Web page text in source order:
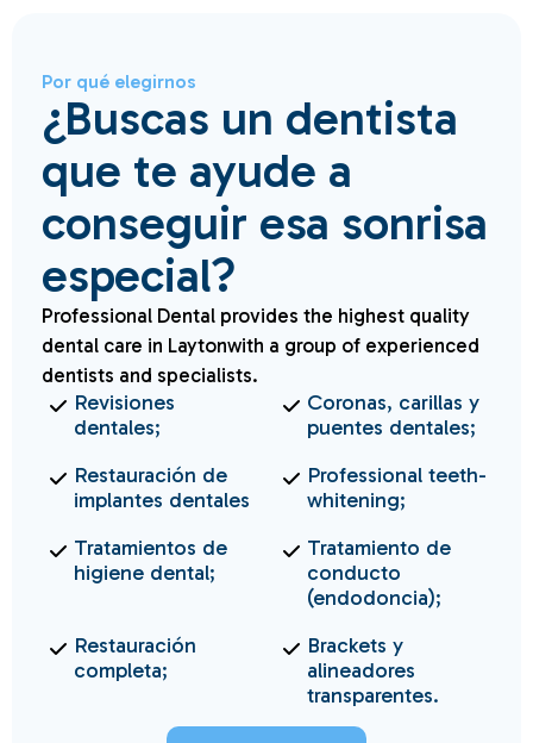
Por qué elegirnos
¿Buscas un dentista
que te ayude a
conseguir esa sonrisa
especial?
Professional Dental provides the highest quality
dental care in Laytonwith a group of experienced
dentists and specialists.
Revisiones
dentales;
Coronas, carillas y
puentes dentales;
Restauración de
implantes dentales
Professional teeth-
whitening;
Tratamientos de
higiene dental;
Tratamiento de
conducto
(endodoncia);
Restauración
completa;
Brackets y
alineadores
transparentes.